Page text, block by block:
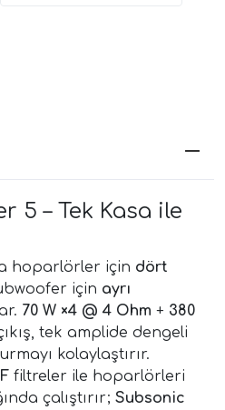
5 – Tek Kasa ile
hoparlörler için dört
için ayrı
70 W ×4 @ 4 Ohm + 380
tek amplide dengeli
kolaylaştırır.
filtreler ile hoparlörleri
çalıştırır; Subsonic